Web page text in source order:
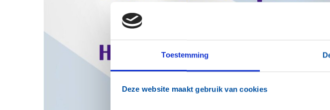
Toestemming
Deze website maakt gebruik van cookies